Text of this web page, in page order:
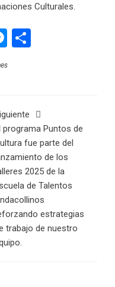
Culturales.
Messenger
programa Puntos de
fue parte del
de los
2025 de la
de Talentos
estrategias
trabajo de nuestro